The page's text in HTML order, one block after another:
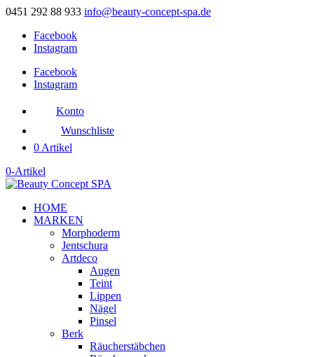
0451 292 88 933 info@beauty-concept-spa.de
Facebook
Instagram
Facebook
Instagram
Konto
Wunschliste
0 Artikel
0-Artikel
HOME
MARKEN
Morphoderm
Jentschura
Artdeco
Augen
Teint
Lippen
Nägel
Pinsel
Berk
Räucherstäbchen